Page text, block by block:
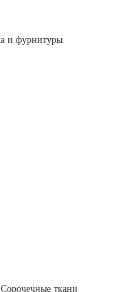
Сорочечные ткани